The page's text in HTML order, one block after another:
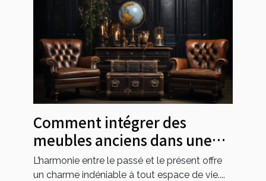
Comment intégrer des
meubles anciens dans une
décoration moderne
L’harmonie entre le passé et le présent offre
un charme indéniable à tout espace de vie....